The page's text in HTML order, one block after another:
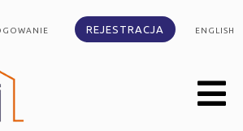
REJESTRACJA ENGLISH